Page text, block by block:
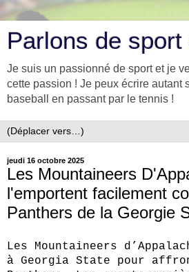
Parlons de
Je suis un passionné de sport et je
cette passion ! Je peux écrire autant
baseball en passant par le tennis !
jeudi 16 octobre 2025
Les Mountaineers
l'emportent facilement
Panthers de la Georgie
Les Mountaineers
à Georgia State pour